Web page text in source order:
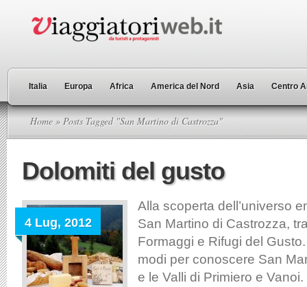
Italia Europa Africa America del Nord Asia Centro
Home » Posts Tagged "San Martino di Castrozza"
Dolomiti del gusto
4 Lug, 2012
Alla scoperta dell’universo
San Martino di Castrozza,
Formaggi e Rifugi del
modi per conoscere San
e le Valli di Primiero e